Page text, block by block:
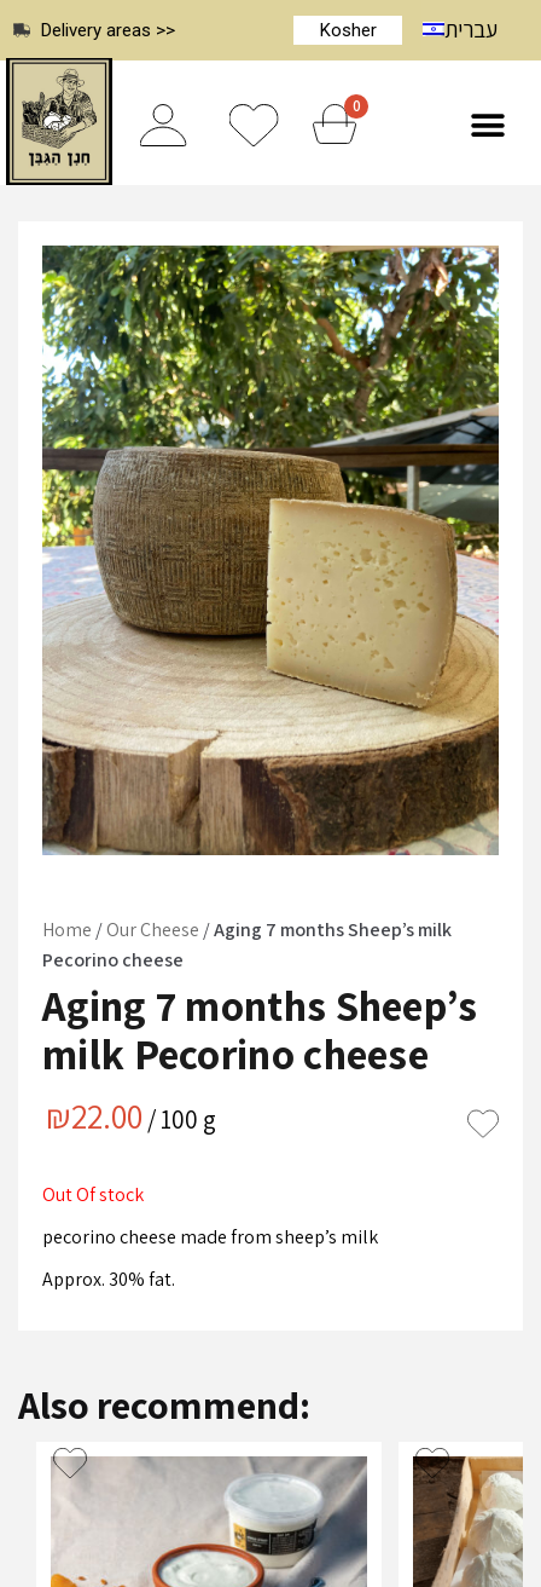
Delivery areas >> Kosher עברית
0
Home /Our Cheese /Aging 7 months Sheep’s milk
Pecorino cheese
Aging 7 months Sheep’s
milk Pecorino cheese
₪22.00 / 100 g
Out Of stock
pecorino cheese made from sheep’s milk
Approx. 30% fat.
Also recommend: